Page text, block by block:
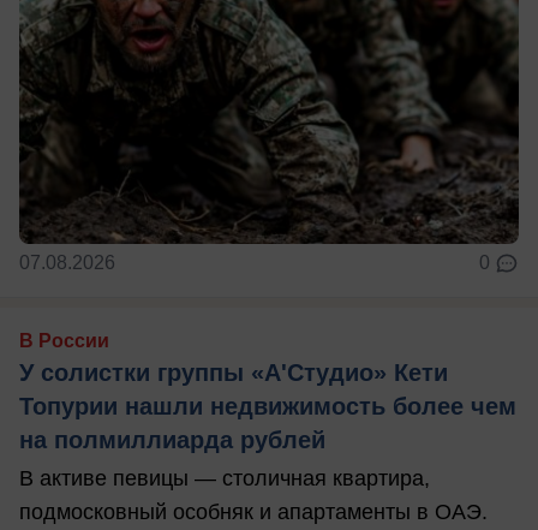
07.08.2026 0
В России
У солистки группы «А'Студио» Кети
Топурии нашли недвижимость более чем
на полмиллиарда рублей
В активе певицы — столичная квартира,
подмосковный особняк и апартаменты в ОАЭ.